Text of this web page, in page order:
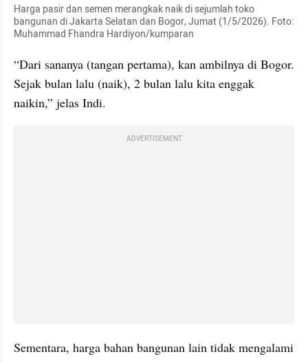
Harga pasir dan semen merangkak naik di sejumlah toko
bangunan di Jakarta Selatan dan Bogor, Jumat (1/5/2026). Foto:
Muhammad Fhandra Hardiyon/kumparan
“Dari sananya (tangan pertama), kan ambilnya di Bogor.
Sejak bulan lalu (naik), 2 bulan lalu kita enggak
naikin,” jelas Indi.
ADVERTISEMENT
Sementara, harga bahan bangunan lain tidak mengalami